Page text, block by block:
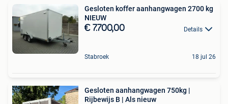
Gesloten koffer aanhangwagen 2700 kg
NIEUW
€ 7.700,00 Details
Stabroek 18 jul 26
Gesloten aanhangwagen 750kg |
Rijbewijs B | Als nieuw